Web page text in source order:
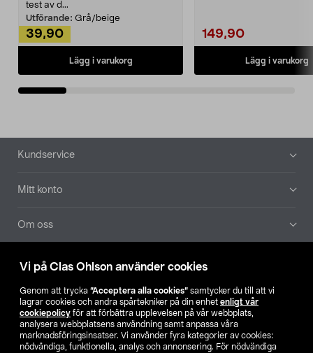
Vi på Clas Ohlson använder cookies
Genom att trycka ”Acceptera alla cookies” samtycker du till att vi
lagrar cookies och andra spårtekniker på din enhet enligt vår
cookiepolicy för att förbättra upplevelsen på vår webbplats,
analysera webbplatsens användning samt anpassa våra
marknadsföringsinsatser. Vi använder fyra kategorier av cookies:
nödvändiga, funktionella, analys och annonsering. För nödvändiga
test av d...
Utförande: Grå/beige
39,90
Lägg i varukorg
149,90
Lägg i varukorg
Sidfot
Kundservice
Mitt konto
Om oss
Aktuellt
Våra bolag
Hitta butik